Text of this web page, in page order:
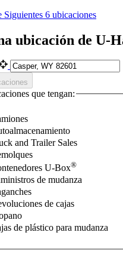
Siguientes 6 ubicaciones
ubicación de U-
que tengan:
and Trailer Sales
U-Box®
de mudanza
de cajas
de plástico para mudanza